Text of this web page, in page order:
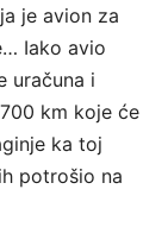
je avion za
Iako avio
uračuna i
km koje će
ka toj
potrošio na